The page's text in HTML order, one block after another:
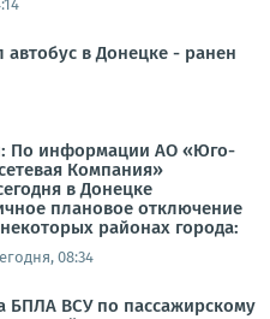
автобус в Донецке - ранен
По информации АО «Юго-
Компания»
в Донецке
плановое отключение
районах города:
08:34
БПЛА ВСУ по пассажирскому